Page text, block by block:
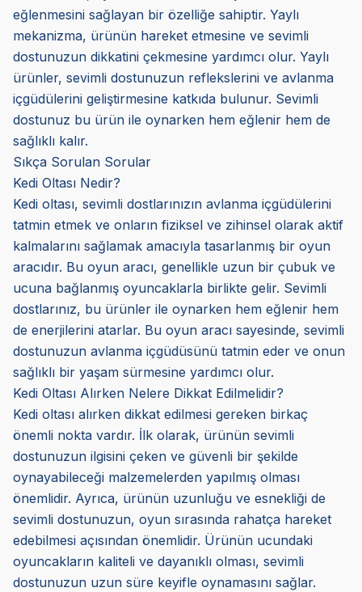
eğlenmesini sağlayan bir özelliğe sahiptir. Yaylı
mekanizma, ürünün hareket etmesine ve sevimli
dostunuzun dikkatini çekmesine yardımcı olur. Yaylı
ürünler, sevimli dostunuzun reflekslerini ve avlanma
içgüdülerini geliştirmesine katkıda bulunur. Sevimli
dostunuz bu ürün ile oynarken hem eğlenir hem de
sağlıklı kalır.
Sıkça Sorulan Sorular
Kedi Oltası Nedir?
Kedi oltası, sevimli dostlarınızın avlanma içgüdülerini
tatmin etmek ve onların fiziksel ve zihinsel olarak aktif
kalmalarını sağlamak amacıyla tasarlanmış bir oyun
aracıdır. Bu oyun aracı, genellikle uzun bir çubuk ve
ucuna bağlanmış oyuncaklarla birlikte gelir. Sevimli
dostlarınız, bu ürünler ile oynarken hem eğlenir hem
de enerjilerini atarlar. Bu oyun aracı sayesinde, sevimli
dostunuzun avlanma içgüdüsünü tatmin eder ve onun
sağlıklı bir yaşam sürmesine yardımcı olur.
Kedi Oltası Alırken Nelere Dikkat Edilmelidir?
Kedi oltası alırken dikkat edilmesi gereken birkaç
önemli nokta vardır. İlk olarak, ürünün sevimli
dostunuzun ilgisini çeken ve güvenli bir şekilde
oynayabileceği malzemelerden yapılmış olması
önemlidir. Ayrıca, ürünün uzunluğu ve esnekliği de
sevimli dostunuzun, oyun sırasında rahatça hareket
edebilmesi açısından önemlidir. Ürünün ucundaki
oyuncakların kaliteli ve dayanıklı olması, sevimli
dostunuzun uzun süre keyifle oynamasını sağlar.